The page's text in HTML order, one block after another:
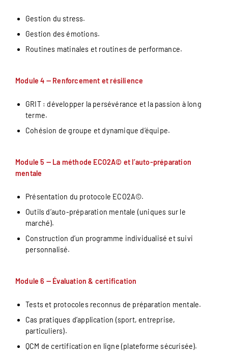
Gestion du stress.
Gestion des émotions.
Routines matinales et routines de performance.
Module 4 — Renforcement et résilience
GRIT : développer la persévérance et la passion à long
terme.
Cohésion de groupe et dynamique d’équipe.
Module 5 — La méthode ECO2A© et l’auto-préparation
mentale
Présentation du protocole ECO2A©.
Outils d’auto-préparation mentale (uniques sur le
marché).
Construction d’un programme individualisé et suivi
personnalisé.
Module 6 — Évaluation & certification
Tests et protocoles reconnus de préparation mentale.
Cas pratiques d’application (sport, entreprise,
particuliers).
QCM de certification en ligne (plateforme sécurisée).